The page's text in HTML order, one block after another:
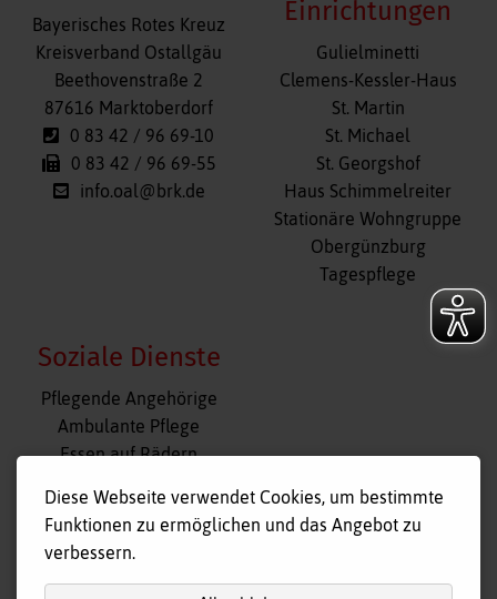
Bayerisches Rotes Kreuz
Kreisverband Ostallgäu
Beethovenstraße 2
87616 Marktoberdorf
0 83 42 / 96 69-10
0 83 42 / 96 69-55
info.oal@brk.de
Einrichtungen
Navigation
überspringen
Gulielminetti
Clemens-Kessler-Haus
St. Martin
St. Michael
St. Georgshof
Haus Schimmelreiter
Stationäre Wohngruppe
Obergünzburg
Tagespflege
Soziale Dienste
Navigation
überspringen
Pflegende Angehörige
Ambulante Pflege
Essen auf Rädern
Tagespflege
Hausnotruf
Diese Webseite verwendet Cookies, um bestimmte
Funktionen zu ermöglichen und das Angebot zu
verbessern.